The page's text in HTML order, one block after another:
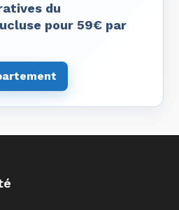
du
pour 59€ par